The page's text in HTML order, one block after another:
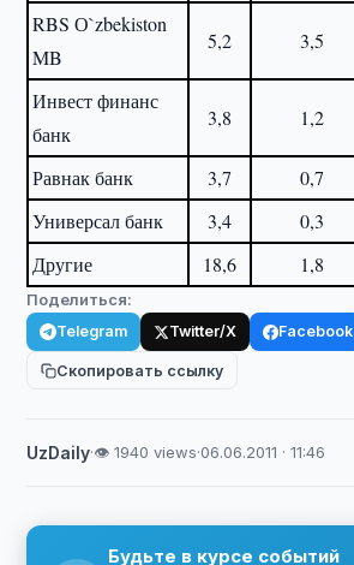
RBS О`zbekiston
MB
5,2 3,5
Инвест финанс
банк
3,8 1,2
Равнак банк 3,7 0,7
Универсал банк
3,4 0,3
Другие
18,6 1,8
Поделиться:
Telegram Twitter/X Facebook
Скопировать ссылку
UzDaily·👁 1940 views·06.06.2011 · 11:46
Будьте в курсе событий